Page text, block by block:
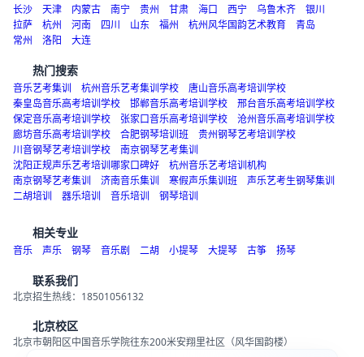
成都
黑龙江 长春 南昌 昆明 西安 上海 北京 石家庄
郑州
长沙
天津 内蒙古 南宁 贵州 甘肃 海口 西宁 乌鲁木齐
银川
拉萨
杭州 河南
洛阳 大连
热门搜索
音乐艺考集训 杭州音乐艺考集训学校
唐山音乐高考培训学校
秦皇岛音乐高考培训学校
邯郸音乐高考培训学校
邢台音乐高考培训学校
保定音乐高考培训学校
张家口音乐高考培训学校
沧州音乐高考培训学校
廊坊音乐高考培训学校
合肥钢琴培训班
贵州钢琴艺考培训学校
川音钢琴艺考培训学校
南京钢琴艺考集训
沈阳正规声乐艺考培训哪家口碑好
杭州音乐艺考培训机构
南京钢琴艺考集训
济南音乐集训 寒假声乐集训班
相关专业
声乐 钢琴
联系我们
北京招生热线：18501056132
北京校区